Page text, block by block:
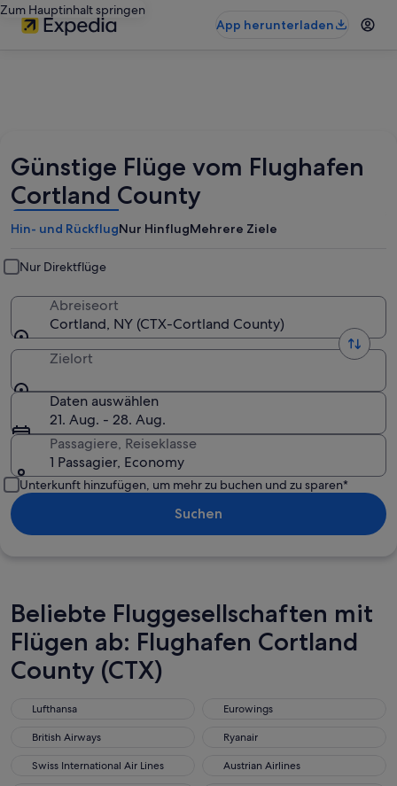
Zum Hauptinhalt springen
App herunterladen
Günstige Flüge vom Flughafen
Cortland County
Hin- und RückflugNur HinflugMehrere Ziele
Nur Direktflüge
Abreiseort
Cortland, NY (CTX-Cortland County)
Zielort
Daten auswählen
21. Aug. - 28. Aug.
Passagiere, Reiseklasse
1 Passagier, Economy
Unterkunft hinzufügen, um mehr zu buchen und zu sparen*
Suchen
Beliebte Fluggesellschaften mit
Flügen ab: Flughafen Cortland
County (CTX)
Lufthansa
Eurowings
British Airways
Ryanair
Swiss International Air Lines
Austrian Airlines